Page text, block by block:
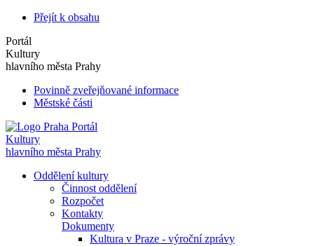
Přejít k obsahu
Portál
Kultury
hlavního města Prahy
Povinně zveřejňované informace
Městské části
Portál
Kultury
hlavního města Prahy
Oddělení kultury
Činnost oddělení
Rozpočet
Kontakty
Dokumenty
Kultura v Praze - výroční zprávy